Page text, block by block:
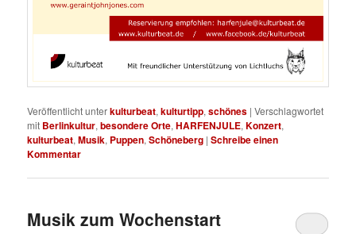
Veröffentlicht unterkulturbeat,kulturtipp,schönes |Verschlagwortet
mit Berlinkultur,besondere Orte,HARFENJULE,Konzert,
kulturbeat,Musik, Puppen,Schöneberg |Schreibe einen
Kommentar
Musik zum Wochenstart